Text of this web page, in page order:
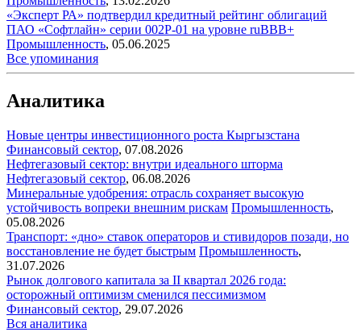
«Эксперт РА» подтвердил кредитный рейтинг облигаций
ПАО «Софтлайн» серии 002Р-01 на уровне ruBBB+
Промышленность, 05.06.2025
Все упоминания
Аналитика
Новые центры инвестиционного роста Кыргызстана
Финансовый сектор, 07.08.2026
Нефтегазовый сектор: внутри идеального шторма
Нефтегазовый сектор, 06.08.2026
Минеральные удобрения: отрасль сохраняет высокую
устойчивость вопреки внешним рискам Промышленность,
05.08.2026
Транспорт: «дно» ставок операторов и стивидоров позади, но
восстановление не будет быстрым Промышленность,
31.07.2026
Рынок долгового капитала за II квартал 2026 года:
осторожный оптимизм сменился пессимизмом
Финансовый сектор, 29.07.2026
Вся аналитика